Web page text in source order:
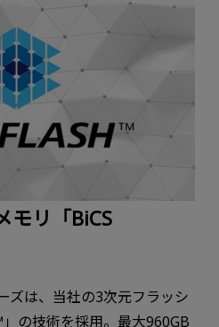
モリ「BiCS
ズは、当社の3次元フラッシ
の技術を採用。最大960GB